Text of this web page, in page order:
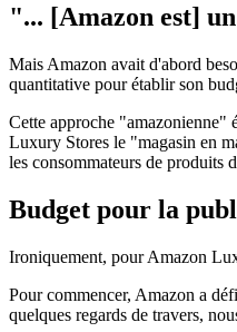
"... [Amazon est]
Mais Amazon avait d'abord
quantitative pour établir son
Cette approche "amazonienne"
Luxury Stores le "magasin en
les consommateurs de produits
Budget pour la
Ironiquement, pour Amazon
Pour commencer, Amazon a
quelques regards de travers,